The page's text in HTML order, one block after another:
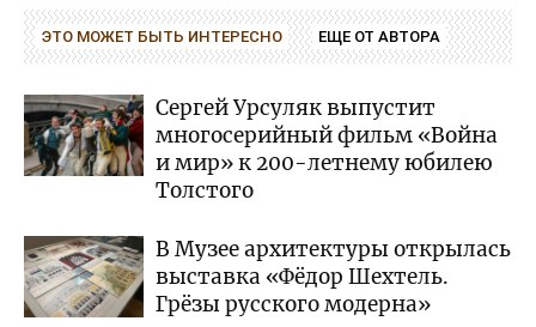
ЭТО МОЖЕТ БЫТЬ ИНТЕРЕСНО ЕЩЕ ОТ АВТОРА
Сергей Урсуляк выпустит
многосерийный фильм «Война
и мир» к 200-летнему юбилею
Толстого
В Музее архитектуры открылась
выставка «Фёдор Шехтель.
Грёзы русского модерна»